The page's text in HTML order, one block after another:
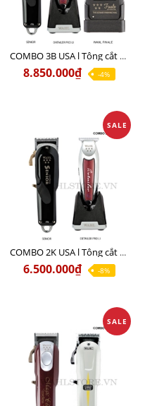
COMBO 3B USA l Tông cắt SENIOR + Tông viền DETAILER PRO LI + Cạo khô FINALE
8.850.000₫ -4%
SALE
COMBO 2K USA l Tông cắt SENIOR +Tông viền DETAILER PRO LI
6.500.000₫ -8%
SALE